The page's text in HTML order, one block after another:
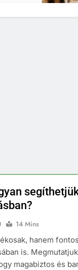
14 Mins
hanem
is.
magabiztos és